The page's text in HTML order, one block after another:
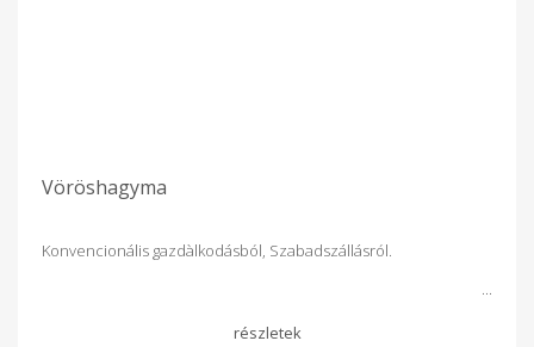
Vöröshagyma
Konvencionális gazdàlkodásból, Szabadszállásról.